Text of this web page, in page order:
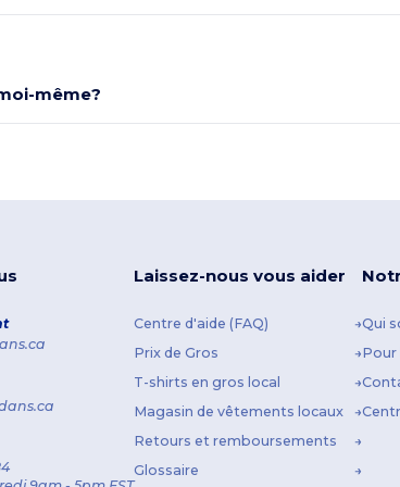
même?
Laissez-nous vous aider
Centre d'aide (FAQ)
Prix de Gros
T-shirts en gros local
Magasin de vêtements locaux
Retours et remboursements
Glossaire
Qui
Pour